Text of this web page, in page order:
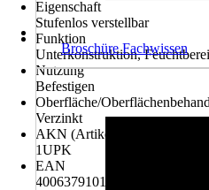
Eigenschaft
Stufenlos verstellbar
Funktion
Unterkonstruktion,
Nutzung
Befestigen
Oberfläche/
Verzinkt
AKN (Artikelkurznummer)
1UPK
EAN
4006379101894
Broschüre Fachwissen